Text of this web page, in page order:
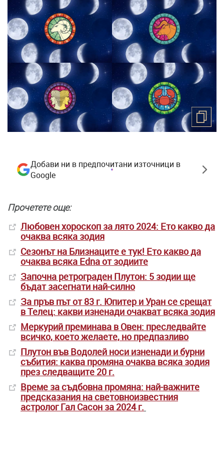
Добави ни в предпочитани източници в
Google
Прочетете още:
Любовен хороскоп за лято 2024: Ето какво да
очаква всяка зодия
Сезонът на Близнаците е тук! Ето какво да
очаква всяка Edna от зодиите
Започна ретрограден Плутон: 5 зодии ще
бъдат засегнати най-силно
За пръв път от 83 г. Юпитер и Уран се срещат
в Телец: какви изненади очакват всяка зодия
Меркурий преминава в Овен: преследвайте
всичко, което желаете, но предпазливо
Плутон във Водолей носи изненади и бурни
събития: каква промяна очаква всяка зодия
през следващите 20 г.
Време за съдбовна промяна: най-важните
предсказания на световноизвестния
астролог Гал Сасон за 2024 г.